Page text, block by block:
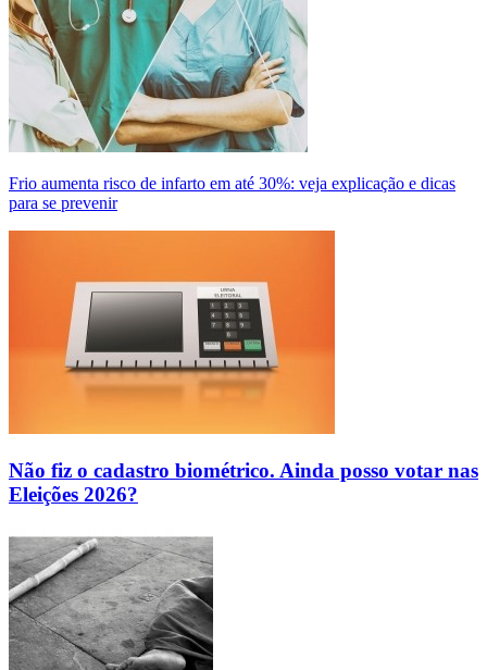
Frio aumenta risco de infarto em até 30%: veja explicação e dicas
para se prevenir
Não fiz o cadastro biométrico. Ainda posso votar nas
Eleições 2026?